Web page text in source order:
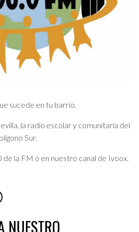
sucede en tu barrio.
la radio escolar y comunitaria del
Sur.
de la FM o en nuestro canal de Ivoox.
NUESTRO